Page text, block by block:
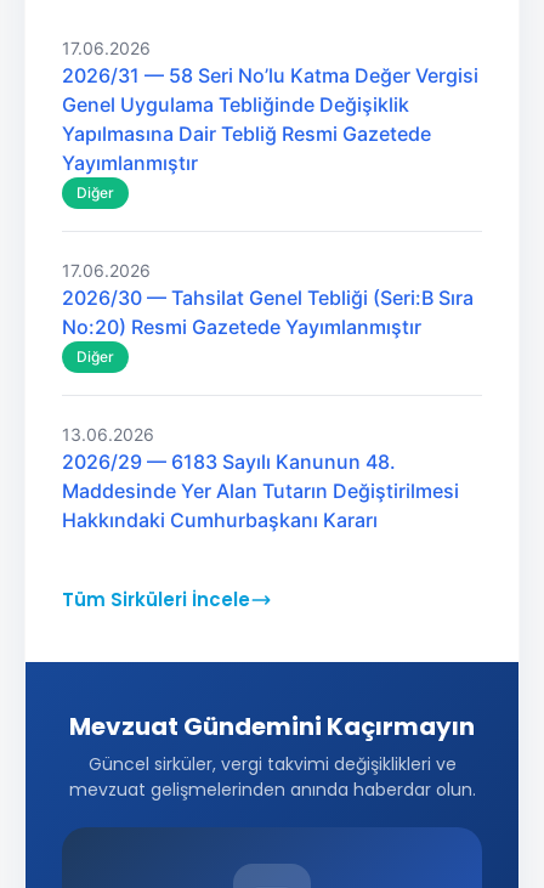
17.06.2026
2026/31 — 58 Seri No’lu Katma Değer Vergisi
Genel Uygulama Tebliğinde Değişiklik
Yapılmasına Dair Tebliğ Resmi Gazetede
Yayımlanmıştır
Diğer
17.06.2026
2026/30 — Tahsilat Genel Tebliği (Seri:B Sıra
No:20) Resmi Gazetede Yayımlanmıştır
Diğer
13.06.2026
2026/29 — 6183 Sayılı Kanunun 48.
Maddesinde Yer Alan Tutarın Değiştirilmesi
Hakkındaki Cumhurbaşkanı Kararı
Tüm Sirküleri İncele
Mevzuat Gündemini Kaçırmayın
Güncel sirküler, vergi takvimi değişiklikleri ve
mevzuat gelişmelerinden anında haberdar olun.